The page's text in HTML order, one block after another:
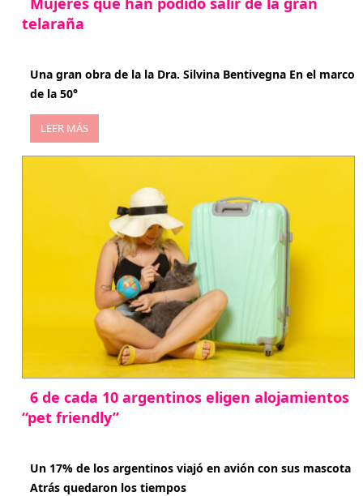
telaraña
Una gran obra de la la Dra. Silvina Bentivegna En el marco
de la 50°
LEER MÁS
6 de cada 10 argentinos eligen alojamientos
“pet friendly”
Un 17% de los argentinos viajó en avión con sus mascota
Atrás quedaron los tiempos